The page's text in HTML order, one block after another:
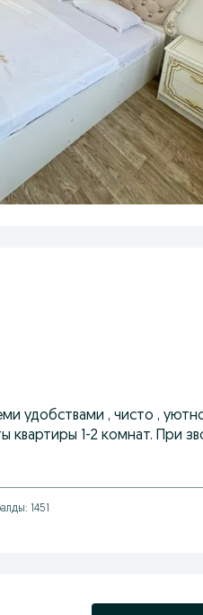
удобствами , чисто ,
квартиры 1-2 комнат. При
1451